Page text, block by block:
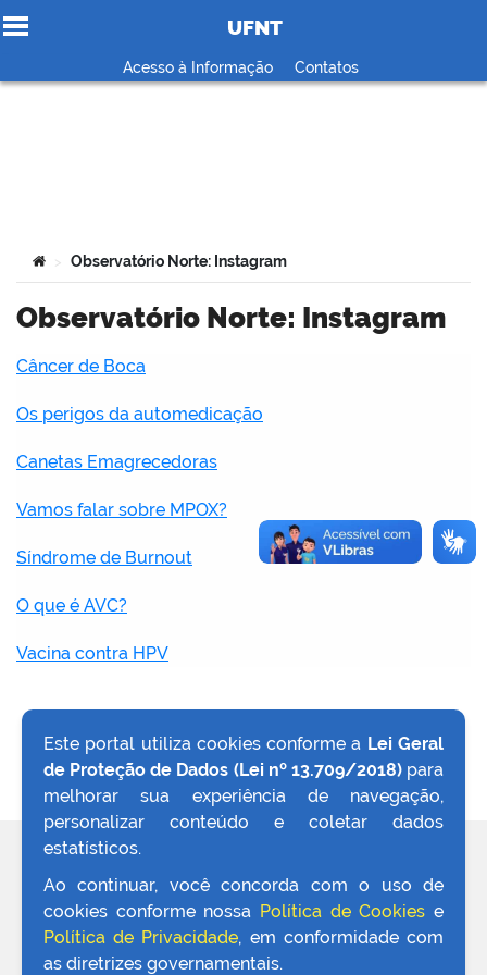
Ir para o conteúdo
UFNT
Acesso à Informação Contatos
Você está aqui:
> Observatório Norte: Instagram
Observatório Norte: Instagram
Câncer de Boca
Os perigos da automedicação
Canetas Emagrecedoras
Vamos falar sobre MPOX?
Síndrome de Burnout
O que é AVC?
Vacina contra HPV
VOLTAR AO TOPO
Este portal utiliza cookies conforme a Lei Geral
de Proteção de Dados (Lei nº 13.709/2018)para
melhorar sua experiência de navegação,
personalizar conteúdo e coletar dados
estatísticos.
Ao continuar, você concorda com o uso de
cookies conforme nossa Política de Cookies e
Política de Privacidade, em conformidade com
as diretrizes governamentais.